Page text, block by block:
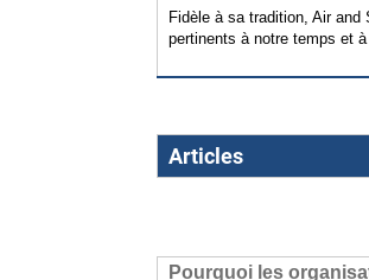
Fidèle à sa tradition, Air
pertinents à notre temps et
Articles
Pourquoi les